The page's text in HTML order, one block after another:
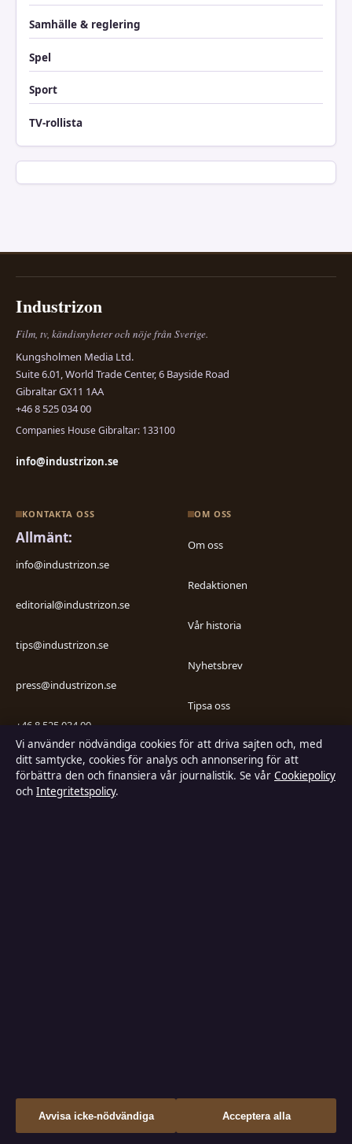
Samhälle & reglering
Spel
Sport
TV-rollista
Industrizon
Film, tv, kändisnyheter och nöje från Sverige.
Kungsholmen Media Ltd.
Suite 6.01, World Trade Center, 6 Bayside Road
Gibraltar GX11 1AA
+46 8 525 034 00
Companies House Gibraltar: 133100
info@industrizon.se
KONTAKTA OSS
Allmänt:
info@industrizon.se
editorial@industrizon.se
tips@industrizon.se
press@industrizon.se
+46 8 525 034 00
OM OSS
Om oss
Redaktionen
Vår historia
Nyhetsbrev
Tipsa oss
Kontakt
Redaktionell policy
Vi använder nödvändiga cookies för att driva sajten och, med
ditt samtycke, cookies för analys och annonsering för att
förbättra den och finansiera vår journalistik. Se vår Cookiepolicy
och Integritetspolicy.
Avvisa icke-nödvändiga Acceptera alla